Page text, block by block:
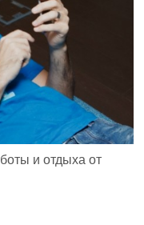
и отдыха от